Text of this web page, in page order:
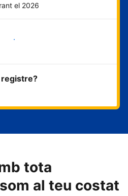
el 2026
ara
registre?
tota
al teu costat